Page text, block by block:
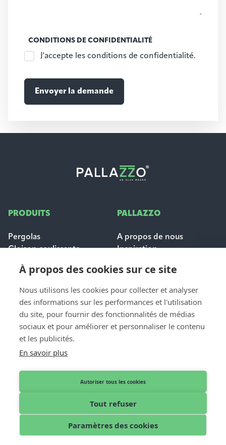
À propos des cookies sur ce site
Nous utilisons les cookies pour collecter et analyser
des informations sur les performances et l'utilisation
du site, pour fournir des fonctionnalités de médias
sociaux et pour améliorer et personnaliser le contenu
et les publicités.
En savoir plus
Autoriser tous les cookies
Tout refuser
Paramètres des cookies
CONDITIONS DE CONFIDENTIALITÉ
J'accepte les conditions de confidentialité.
PRODUITS
Pergolas
Cloison coulissante
PALLAZZO
A propos de nous
Inspiration
Questions fréquemment
posées
POUR LES
PROFESSIONNELS
Devenir distributeur
CONTACT
Français © 2026 Pallazzo
Mentions légalesPrivacy PolicyCookies